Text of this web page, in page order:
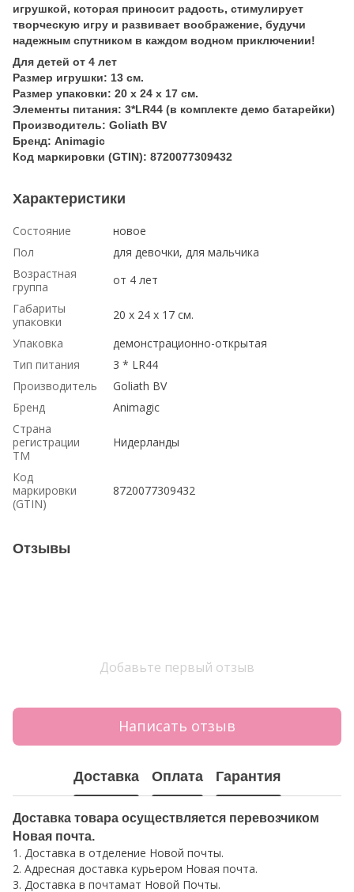
игрушкой, которая приносит радость, стимулирует
творческую игру и развивает воображение, будучи
надежным спутником в каждом водном приключении!
Для детей от 4 лет
Размер игрушки: 13 см.
Размер упаковки: 20 х 24 х 17 см.
Элементы питания: 3*LR44 (в комплекте демо батарейки)
Производитель: Goliath BV
Бренд: Animagic
Код маркировки (GTIN): 8720077309432
Характеристики
Состояние
новое
Пол
для девочки, для мальчика
Возрастная
группа
от 4 лет
Габариты
упаковки
20 х 24 х 17 см.
Упаковка
демонстрационно-открытая
Тип питания
3 * LR44
Производитель
Goliath BV
Бренд
Animagic
Страна
регистрации
ТМ
Нидерланды
Код
маркировки
(GTIN)
8720077309432
Отзывы
Добавьте первый отзыв
Написать отзыв
Доставка Оплата Гарантия
Доставка товара осуществляется перевозчиком
Новая почта.
1. Доставка в отделение Новой почты.
2. Адресная доставка курьером Новая почта.
3. Доставка в почтамат Новой Почты.